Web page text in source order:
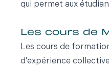
qui permet aux
Les cours de
Les cours de
d'expérience